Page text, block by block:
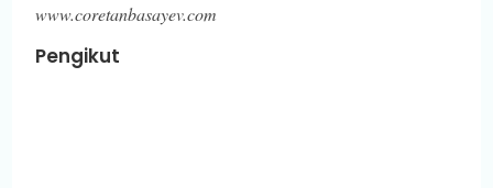
www.coretanbasayev.com
Pengikut